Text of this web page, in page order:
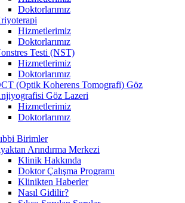
Doktorlarımız
Hizmetlerimiz
Doktorlarımız
Testi (NST)
Hizmetlerimiz
Doktorlarımız
(Optik Koherens Tomografi) Göz
Göz Lazeri
Hizmetlerimiz
Doktorlarımız
Birimler
Arındırma Merkezi
Klinik Hakkında
Doktor Çalışma Programı
Klinikten Haberler
Nasıl Gidilir?